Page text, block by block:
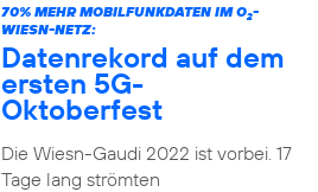
70% MEHR MOBILFUNKDATEN IM O2-
WIESN-NETZ:
Datenrekord auf dem
ersten 5G-
Oktoberfest
Die Wiesn-Gaudi 2022 ist vorbei. 17
Tage lang strömten